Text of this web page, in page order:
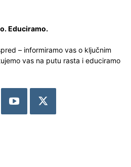
Educiramo.
– informiramo vas o ključnim
vas na putu rasta i educiramo